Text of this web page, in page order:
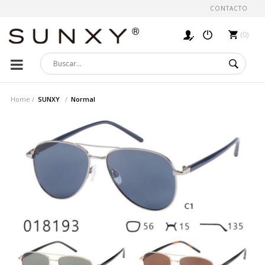
CONTACTO
0
Home SUNXY Normal